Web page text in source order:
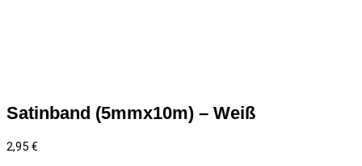
Satinband (5mmx10m) – Weiß
2,95 €